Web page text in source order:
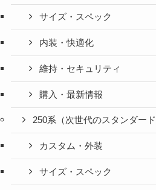
サイズ・スペック
内装・快適化
維持・セキュリティ
購入・最新情報
250系（次世代のスタンダード
カスタム・外装
サイズ・スペック